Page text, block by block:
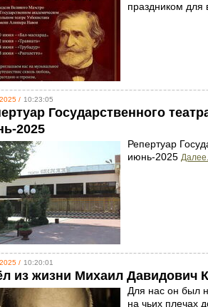
праздником для
/ 10:23:05
Государственного
2025
Репертуар
июнь-2025
/ 10:20:01
из жизни Михаил Давидович
Для нас он был
на чьих плечах